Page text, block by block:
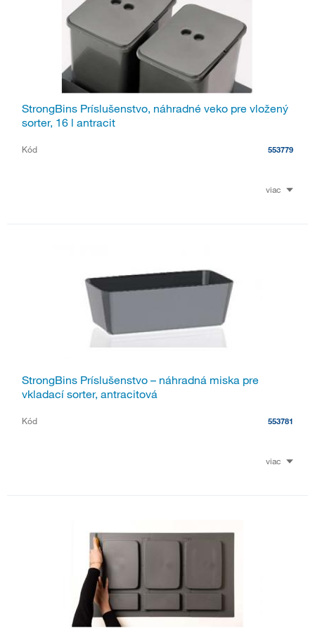
StrongBins Príslušenstvo, náhradné veko pre vložený
sorter, 16 l antracit
Kód 553779
viac
StrongBins Príslušenstvo – náhradná miska pre
vkladací sorter, antracitová
Kód 553781
viac